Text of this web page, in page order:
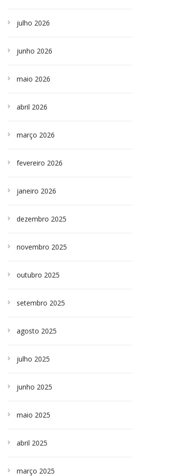
julho 2026
junho 2026
maio 2026
abril 2026
março 2026
fevereiro 2026
janeiro 2026
dezembro 2025
novembro 2025
outubro 2025
setembro 2025
agosto 2025
julho 2025
junho 2025
maio 2025
abril 2025
março 2025